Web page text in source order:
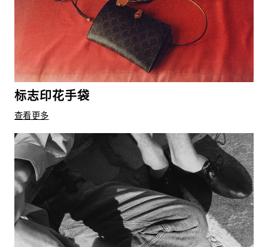
标志印花手袋
查看更多